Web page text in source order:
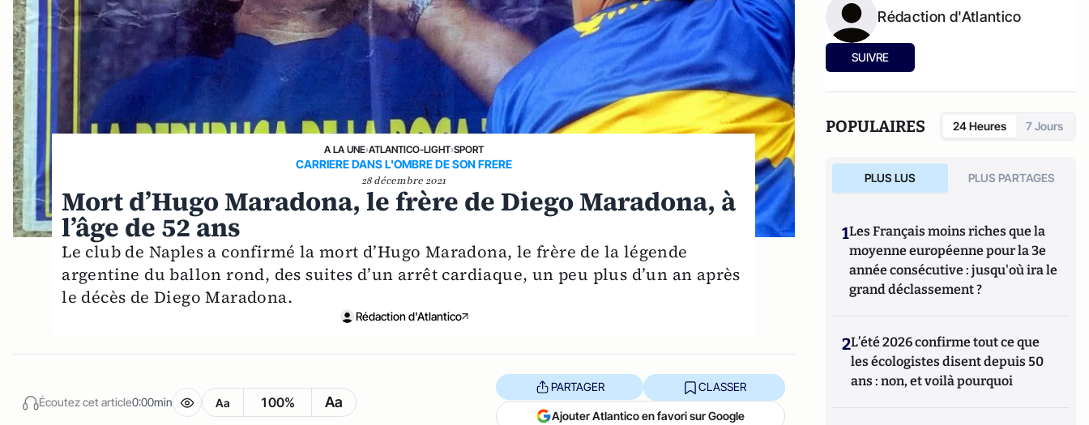
A LA UNE›ATLANTICO-LIGHT›SPORT
CARRIERE DANS L'OMBRE DE SON FRERE
28 décembre 2021
Mort d’Hugo Maradona, le frère de Diego Maradona, à
l’âge de 52 ans
Le club de Naples a confirmé la mort d’Hugo Maradona, le frère de la légende
argentine du ballon rond, des suites d’un arrêt cardiaque, un peu plus d’un an après
le décès de Diego Maradona.
Rédaction d'Atlantico
Écoutez cet article0:00min Aa 100% Aa
PARTAGER CLASSER
Ajouter Atlantico en favori sur Google
Rédaction d'Atlantico
SUIVRE
POPULAIRES 24 Heures 7 Jours
PLUS LUS PLUS PARTAGES
1Les Français moins riches que la
moyenne européenne pour la 3e
année consécutive : jusqu'où ira le
grand déclassement ?
2L’été 2026 confirme tout ce que
les écologistes disent depuis 50
ans : non, et voilà pourquoi